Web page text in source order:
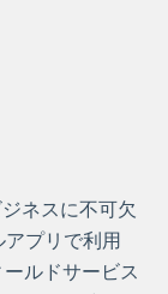
ネスに不可欠
プリで利用
ルドサービス